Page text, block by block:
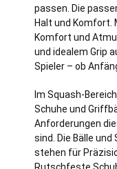
passen. Die
Halt und Komfort.
Komfort und
und idealem Grip
Spieler – ob
Im Squash-
Schuhe und
Anforderungen
sind. Die Bälle und
stehen für